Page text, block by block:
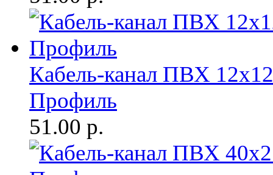
Кабель-канал ПВХ
Профиль
51.00 р.